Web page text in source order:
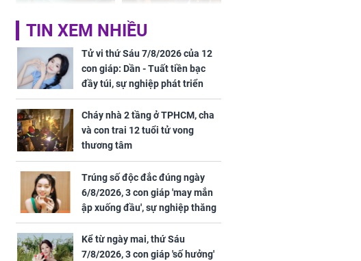
Giá trị sức khỏe và
cách sử dụng đúng
của loại hạt bình dân
Cháy nhà 2 tầng ở
TPHCM, cha và con
trai 12 tuổi tử vong
thương tâm
Chân dung nam diễn
ứng ngược khi than
nghèo
TIN XEM NHIỀU
Tử vi thứ Sáu 7/8/2026 của 12
con giáp: Dần - Tuất tiền bạc
đầy túi, sự nghiệp phát triển
hưng thịnh, Mão - Thân tài lộc
ảm đạm, mọi sự khó thành công
mỹ mãn
Cháy nhà 2 tầng ở TPHCM, cha
và con trai 12 tuổi tử vong
thương tâm
Trúng số độc đắc đúng ngày
6/8/2026, 3 con giáp 'may mắn
ập xuống đầu', sự nghiệp thăng
tiến vượt bậc, tài lộc phủ kín
đường đi
Kể từ ngày mai, thứ Sáu
7/8/2026, 3 con giáp 'số hưởng'